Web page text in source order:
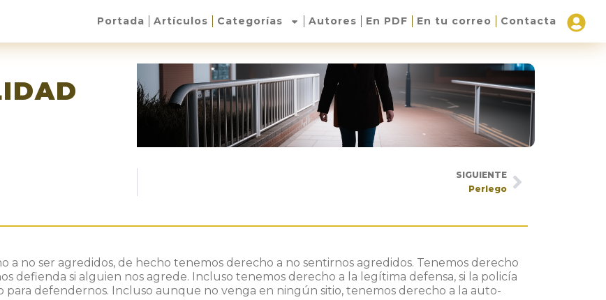
Portada Artículos Categorías Autores En PDF En tu correo Contacta
SIGUIENTE
Perlego
a no ser agredidos, de hecho tenemos derecho a no sentirnos agredidos. Tenemos derecho
defienda si alguien nos agrede. Incluso tenemos derecho a la legítima defensa, si la policía
para defendernos. Incluso aunque no venga en ningún sitio, tenemos derecho a la auto-